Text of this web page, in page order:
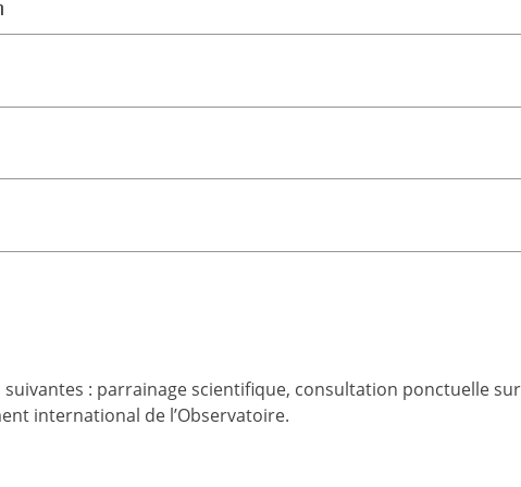
: parrainage scientifique, consultation ponctuelle
international de l’Observatoire.